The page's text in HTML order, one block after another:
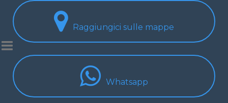
Raggiungici sulle mappe
Whatsapp